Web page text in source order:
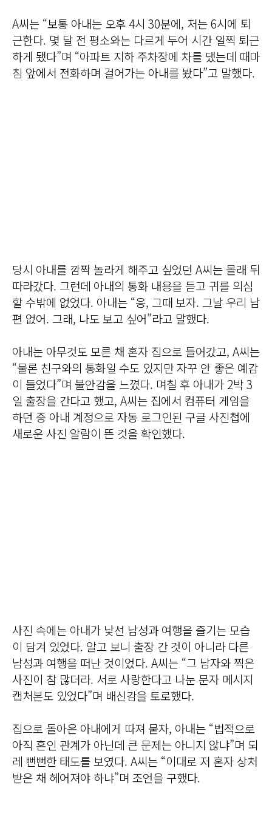
A씨는 “보통 아내는 오후 4시 30분에, 저는 6시에 퇴
근한다. 몇 달 전 평소와는 다르게 두어 시간 일찍 퇴근
하게 됐다”며 “아파트 지하 주차장에 차를 댔는데 때마
침 앞에서 전화하며 걸어가는 아내를 봤다”고 말했다.
당시 아내를 깜짝 놀라게 해주고 싶었던 A씨는 몰래 뒤
따라갔다. 그런데 아내의 통화 내용을 듣고 귀를 의심
할 수밖에 없었다. 아내는 “응, 그때 보자. 그날 우리 남
편 없어. 그래, 나도 보고 싶어”라고 말했다.
아내는 아무것도 모른 채 혼자 집으로 들어갔고, A씨는
“물론 친구와의 통화일 수도 있지만 자꾸 안 좋은 예감
이 들었다”며 불안감을 느꼈다. 며칠 후 아내가 2박 3
일 출장을 간다고 했고, A씨는 집에서 컴퓨터 게임을
하던 중 아내 계정으로 자동 로그인된 구글 사진첩에
새로운 사진 알람이 뜬 것을 확인했다.
사진 속에는 아내가 낯선 남성과 여행을 즐기는 모습
이 담겨 있었다. 알고 보니 출장 간 것이 아니라 다른
남성과 여행을 떠난 것이었다. A씨는 “그 남자와 찍은
사진이 참 많더라. 서로 사랑한다고 나눈 문자 메시지
캡처본도 있었다”며 배신감을 토로했다.
집으로 돌아온 아내에게 따져 묻자, 아내는 “법적으로
아직 혼인 관계가 아닌데 큰 문제는 아니지 않냐”며 되
레 뻔뻔한 태도를 보였다. A씨는 “이대로 저 혼자 상처
받은 채 헤어져야 하냐”며 조언을 구했다.